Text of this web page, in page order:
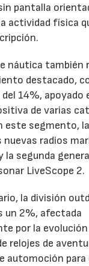
pantalla
actividad física
náutica también
destacado,
14%, apoyado
de varias
este segmento,
nuevas radios
la segunda
LiveScope 2.
la división
un 2%, afectada
por la evolución
relojes de
automoción para